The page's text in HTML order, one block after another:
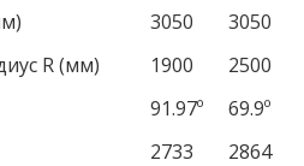
3050
3050
R (мм)
1900
2500
91.97º
69.9º
2733
2864